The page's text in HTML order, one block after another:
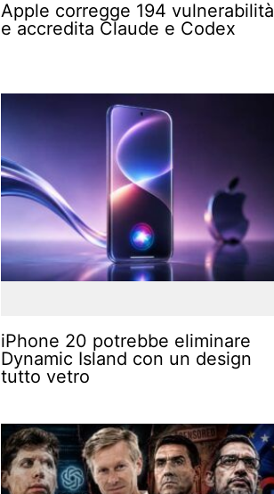
Apple corregge 194 vulnerabilità
e accredita Claude e Codex
iPhone 20 potrebbe eliminare
Dynamic Island con un design
tutto vetro